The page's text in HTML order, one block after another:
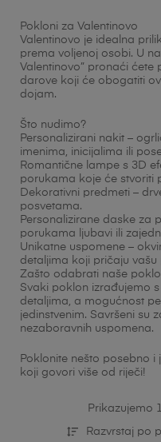
Pokloni za Valentinovo
Valentinovo je idealna
prema voljenoj osobi. U
Valentinovo” pronaći ćete
darove koji će obogatiti
dojam.
Što nudimo?
Personalizirani nakit –
imenima, inicijalima ili
Romantične lampe s 3D
porukama koje će stvoriti
Dekorativni predmeti –
posvetama.
Personalizirane daske za
porukama ljubavi ili
Unikatne uspomene –
detaljima koji pričaju vašu
Zašto odabrati naše
Svaki poklon izrađujemo
detaljima, a mogućnost
jedinstvenim. Savršeni su
nezaboravnih uspomena.
Poklonite nešto posebno i
koji govori više od riječi!
Prikazujemo
Razvrstaj po